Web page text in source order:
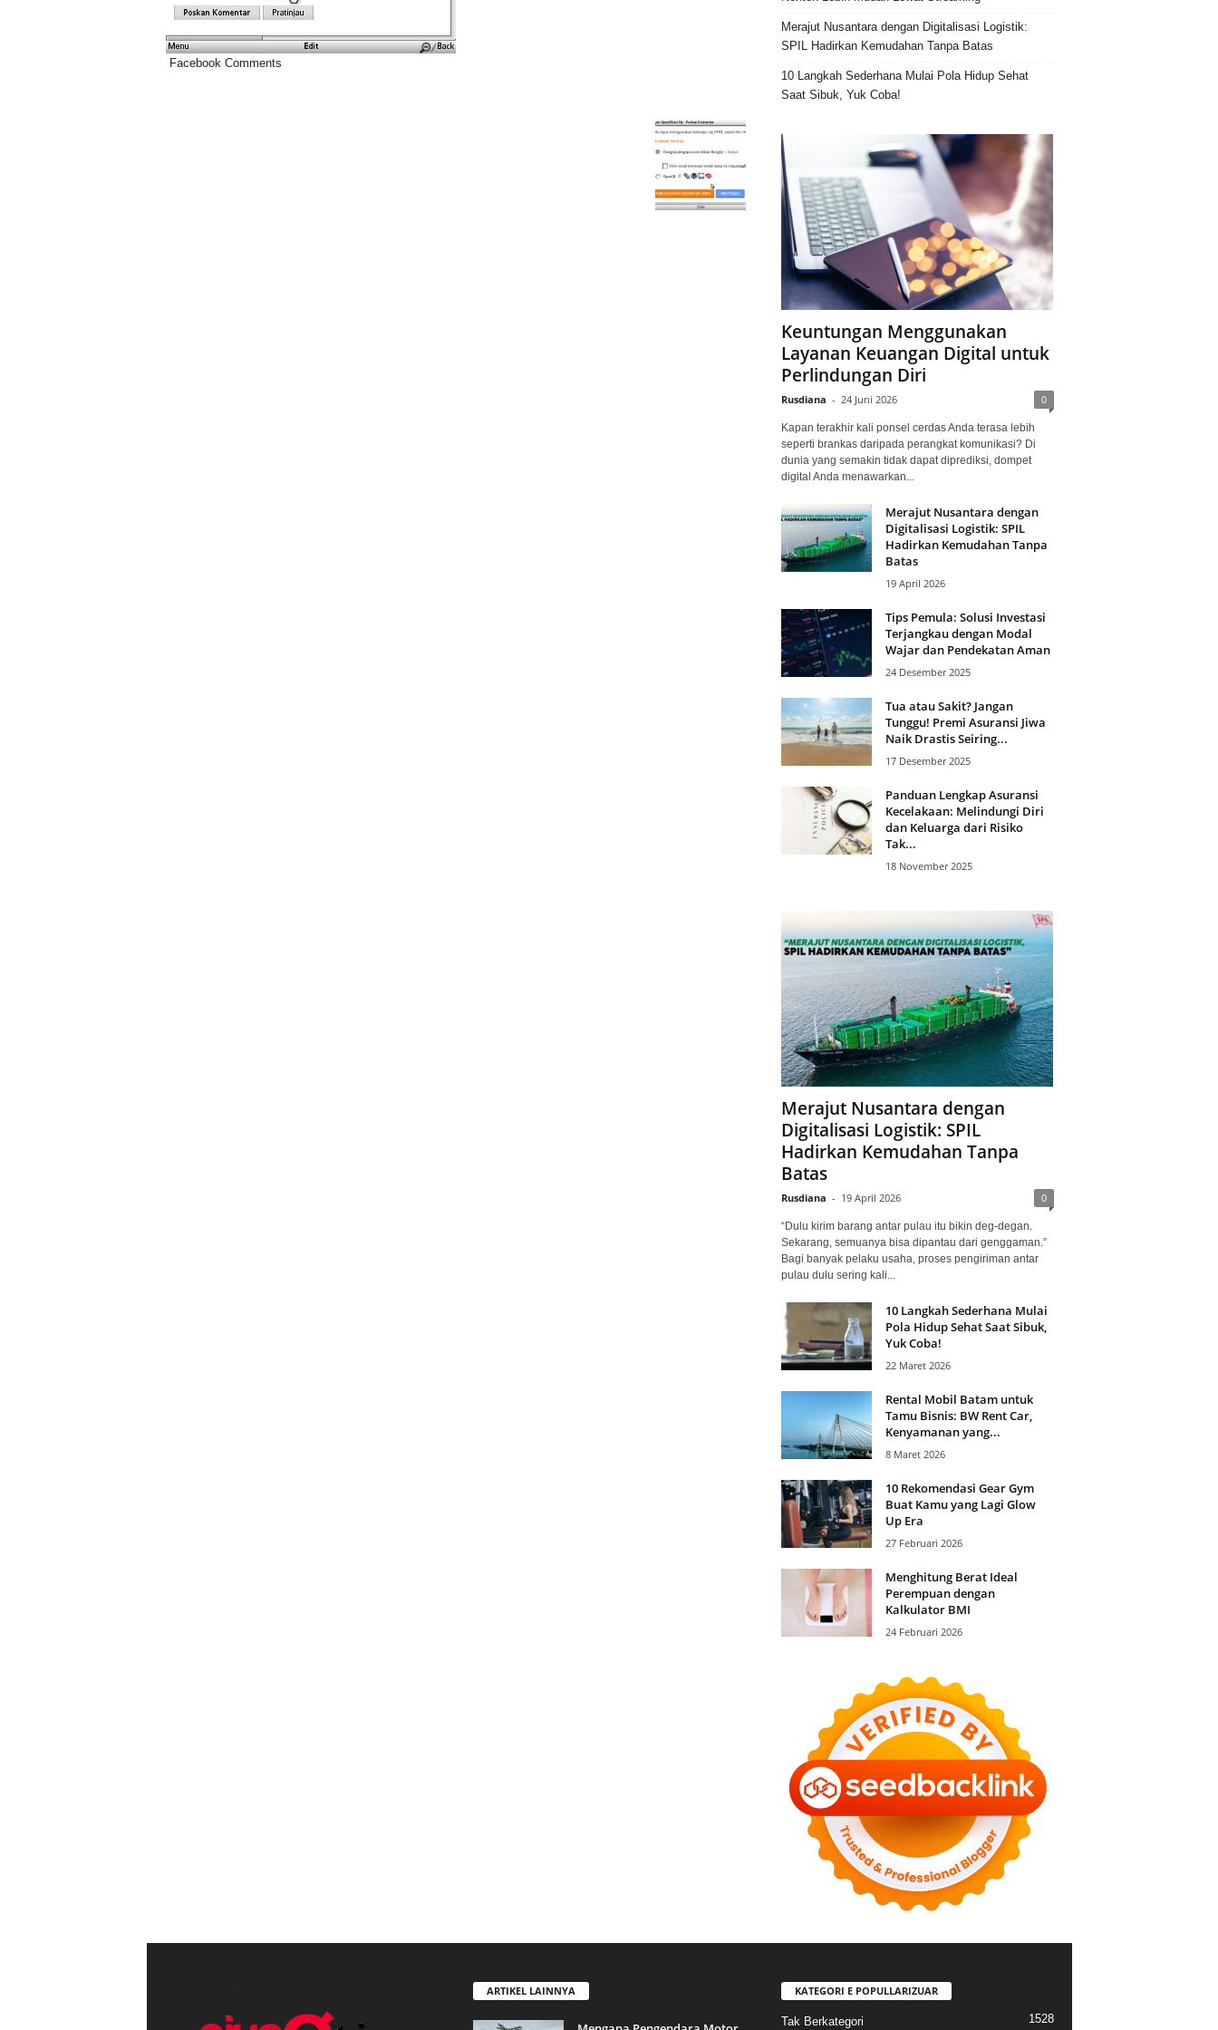
Facebook Comments
Merajut Nusantara dengan Digitalisasi Logistik:
SPIL Hadirkan Kemudahan Tanpa Batas
10 Langkah Sederhana Mulai Pola Hidup Sehat
Saat Sibuk, Yuk Coba!
Keuntungan Menggunakan
Layanan Keuangan Digital untuk
Perlindungan Diri
Rusdiana - 24 Juni 2026 0
Kapan terakhir kali ponsel cerdas Anda terasa lebih
seperti brankas daripada perangkat komunikasi? Di
dunia yang semakin tidak dapat diprediksi, dompet
digital Anda menawarkan...
Merajut Nusantara dengan
Digitalisasi Logistik: SPIL
Hadirkan Kemudahan Tanpa
Batas
19 April 2026
Tips Pemula: Solusi Investasi
Terjangkau dengan Modal
Wajar dan Pendekatan Aman
24 Desember 2025
Tua atau Sakit? Jangan
Tunggu! Premi Asuransi Jiwa
Naik Drastis Seiring...
17 Desember 2025
Panduan Lengkap Asuransi
Kecelakaan: Melindungi Diri
dan Keluarga dari Risiko
Tak...
18 November 2025
Merajut Nusantara dengan
Digitalisasi Logistik: SPIL
Hadirkan Kemudahan Tanpa
Batas
Rusdiana - 19 April 2026 0
“Dulu kirim barang antar pulau itu bikin deg-degan.
Sekarang, semuanya bisa dipantau dari genggaman.”
Bagi banyak pelaku usaha, proses pengiriman antar
pulau dulu sering kali...
10 Langkah Sederhana Mulai
Pola Hidup Sehat Saat Sibuk,
Yuk Coba!
22 Maret 2026
Rental Mobil Batam untuk
Tamu Bisnis: BW Rent Car,
Kenyamanan yang...
8 Maret 2026
10 Rekomendasi Gear Gym
Buat Kamu yang Lagi Glow
Up Era
27 Februari 2026
Menghitung Berat Ideal
Perempuan dengan
Kalkulator BMI
24 Februari 2026
ARTIKEL LAINNYA KATEGORI E POPULLARIZUAR
Tak Berkategori 1528